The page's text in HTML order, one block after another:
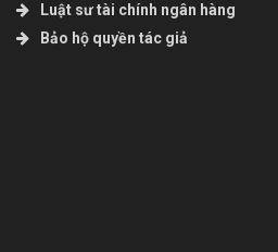
Luật sư tài chính ngân hàng
Bảo hộ quyền tác giả